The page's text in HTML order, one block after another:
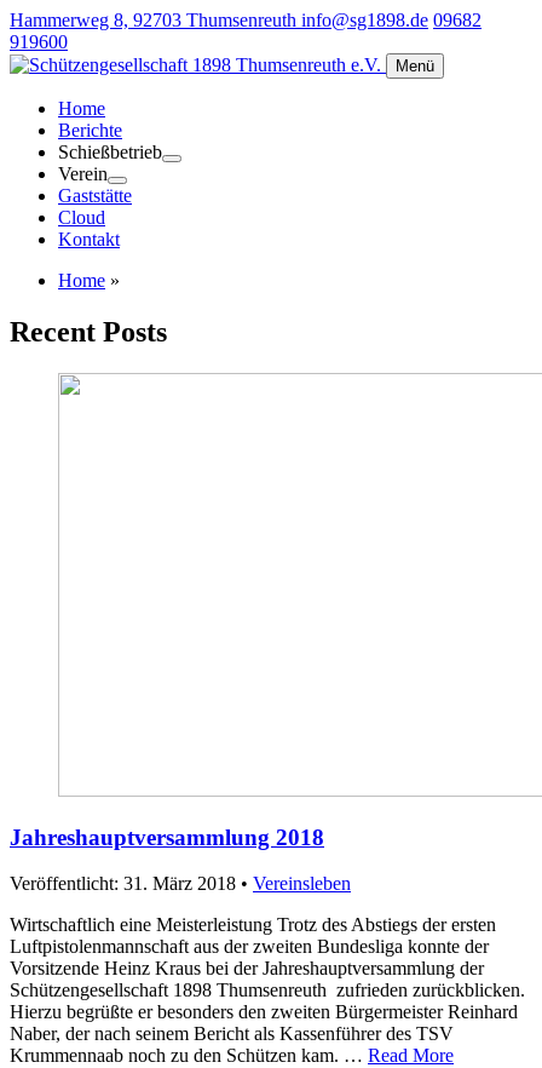
Hammerweg 8, 92703 Thumsenreuth info@sg1898.de 09682
919600
Menü
Home
Berichte
Schießbetrieb
Verein
Gaststätte
Cloud
Kontakt
Home »
Recent Posts
Jahreshauptversammlung 2018
Veröffentlicht: 31. März 2018 • Vereinsleben
Wirtschaftlich eine Meisterleistung Trotz des Abstiegs der ersten
Luftpistolenmannschaft aus der zweiten Bundesliga konnte der
Vorsitzende Heinz Kraus bei der Jahreshauptversammlung der
Schützengesellschaft 1898 Thumsenreuth zufrieden zurückblicken.
Hierzu begrüßte er besonders den zweiten Bürgermeister Reinhard
Naber, der nach seinem Bericht als Kassenführer des TSV
Krummennaab noch zu den Schützen kam. … Read More